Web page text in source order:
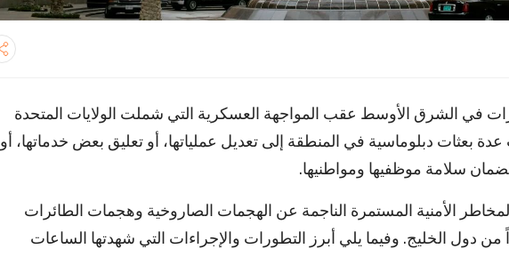
في الشرق الأوسط عقب المواجهة العسكرية التي شملت الولايات المتحدة
بعثات دبلوماسية في المنطقة إلى تعديل عملياتها، أو تعليق بعض خدماتها، أو
سلامة موظفيها ومواطنيها.
الأمنية المستمرة الناجمة عن الهجمات الصاروخية وهجمات الطائرات
دول الخليج. وفيما يلي أبرز التطورات والإجراءات التي شهدتها الساعات